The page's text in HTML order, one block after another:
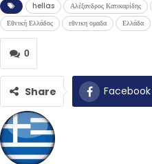
hellas Αλέξανδρος Κατικαρίδης
Εθνική Ελλάδος
εθνικη ομαδα Ελλάδα
0
Share Facebook